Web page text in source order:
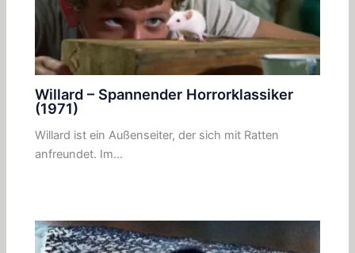
Willard – Spannender Horrorklassiker
(1971)
Willard ist ein Außenseiter, der sich mit Ratten
anfreundet. Im…